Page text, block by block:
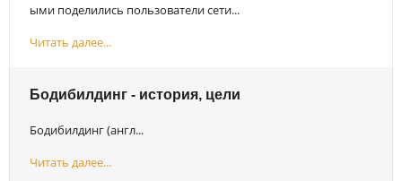
ыми поделились пользователи сети...
Читать далее...
Бодибилдинг - история, цели
Бодибилдинг (англ...
Читать далее...